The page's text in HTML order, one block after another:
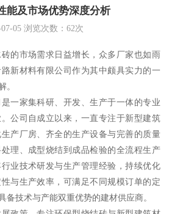
能及市场优势深度分析
05 浏览次数： 62次
的市场需求日益增长，众多厂家也如雨
新材料有限公司作为其中颇具实力的一
。
一家集科研、开发、生产于一体的专业
公司自成立以来，一直专注于新型建筑
产厂房、齐全的生产设备与完善的质量
理、成型烧结到成品检验的全流程生产
业技术研发与生产管理经验，持续优化
与生产效率，可满足不同规模订单的定
备技术与产能双重优势的建材供应商。